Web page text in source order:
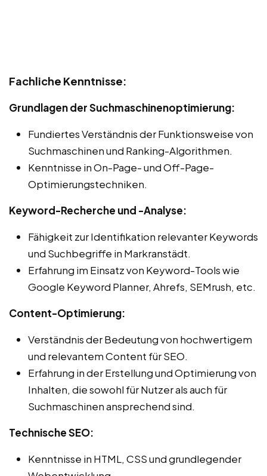
Fachliche Kenntnisse:
Grundlagen der Suchmaschinenoptimierung:
Fundiertes Verständnis der Funktionsweise von
Suchmaschinen und Ranking-Algorithmen.
Kenntnisse in On-Page- und Off-Page-
Optimierungstechniken.
Keyword-Recherche und -Analyse:
Fähigkeit zur Identifikation relevanter Keywords
und Suchbegriffe in Markranstädt.
Erfahrung im Einsatz von Keyword-Tools wie
Google Keyword Planner, Ahrefs, SEMrush, etc.
Content-Optimierung:
Verständnis der Bedeutung von hochwertigem
und relevantem Content für SEO.
Erfahrung in der Erstellung und Optimierung von
Inhalten, die sowohl für Nutzer als auch für
Suchmaschinen ansprechend sind.
Technische SEO:
Kenntnisse in HTML, CSS und grundlegender